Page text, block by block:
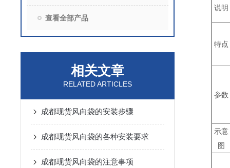
查看全部产品
相关文章
RELATED ARTICLES
成都现货风向袋的安装步骤
成都现货风向袋的各种安装要求
成都现货风向袋的注意事项
说明
特点
参数
示意
图